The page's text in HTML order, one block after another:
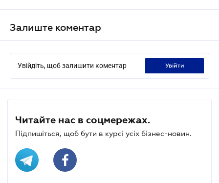
Залиште коментар
Увійдіть, щоб залишити коментар увійти
Читайте нас в соцмережах.
Підпишіться, щоб бути в курсі усіх бізнес-новин.